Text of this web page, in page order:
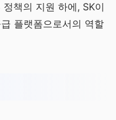
책의 지원 하에, SK이
플랫폼으로서의 역할